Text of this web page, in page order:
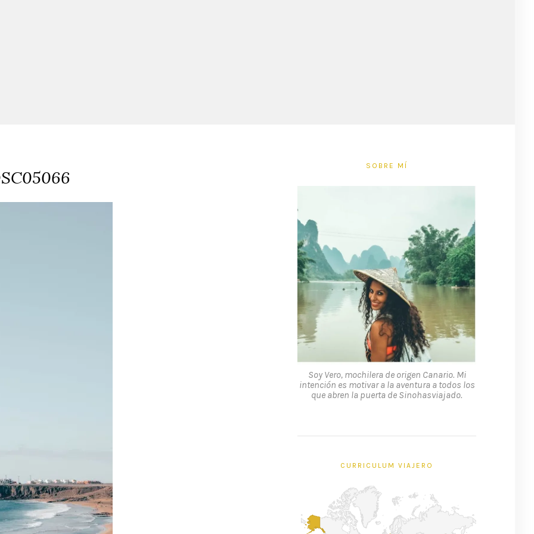
SOBRE MÍ
Soy Vero, mochilera de origen Canario. Mi
intención es motivar a la aventura a todos los
que abren la puerta de Sinohasviajado.
CURRICULUM VIAJERO